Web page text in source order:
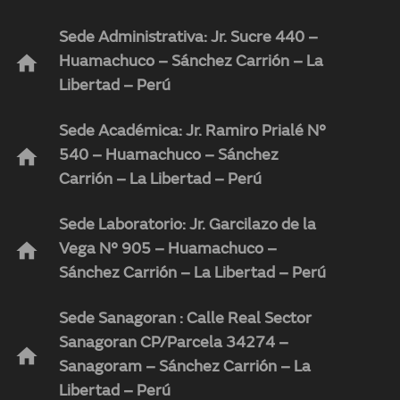
home
Sede Administrativa: Jr. Sucre 440 –
Huamachuco – Sánchez Carrión – La
Libertad – Perú
home
Sede Académica: Jr. Ramiro Prialé N°
540 – Huamachuco – Sánchez
Carrión – La Libertad – Perú
home
Sede Laboratorio: Jr. Garcilazo de la
Vega N° 905 – Huamachuco –
Sánchez Carrión – La Libertad – Perú
home
Sede Sanagoran : Calle Real Sector
Sanagoran CP/Parcela 34274 –
Sanagoram – Sánchez Carrión – La
Libertad – Perú